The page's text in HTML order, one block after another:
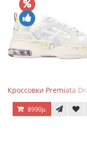
Кроссовки Premiata
8990р.